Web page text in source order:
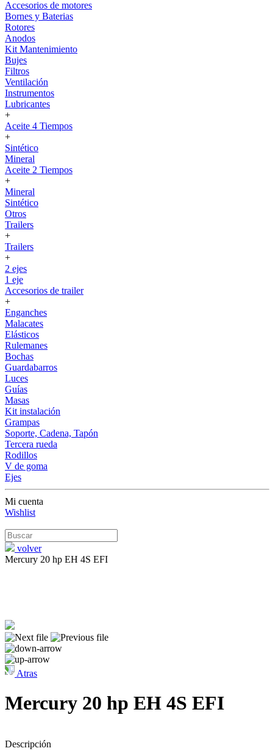
Accesorios de motores
Bornes y Baterias
Rotores
Anodos
Kit Mantenimiento
Bujes
Filtros
Ventilación
Instrumentos
Lubricantes
+
Aceite 4 Tiempos
+
Sintético
Mineral
Aceite 2 Tiempos
+
Mineral
Sintético
Otros
Trailers
+
Trailers
+
2 ejes
1 eje
Accesorios de trailer
+
Enganches
Malacates
Elásticos
Rulemanes
Bochas
Guardabarros
Luces
Guías
Masas
Kit instalación
Grampas
Soporte, Cadena, Tapón
Tercera rueda
Rodillos
V de goma
Ejes
Mi cuenta
Wishlist
volver
Mercury 20 hp EH 4S EFI
Atras
Mercury 20 hp EH 4S EFI
Descripción